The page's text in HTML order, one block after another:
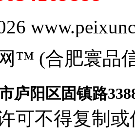
™ (合肥寰品
庐阳区固镇路
可不得复制或